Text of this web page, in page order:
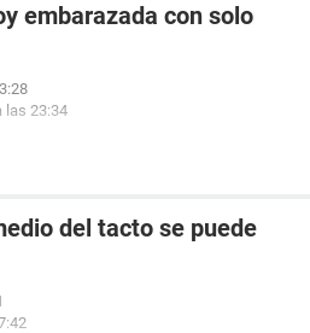
embarazada con solo
las 23:34
del tacto se puede